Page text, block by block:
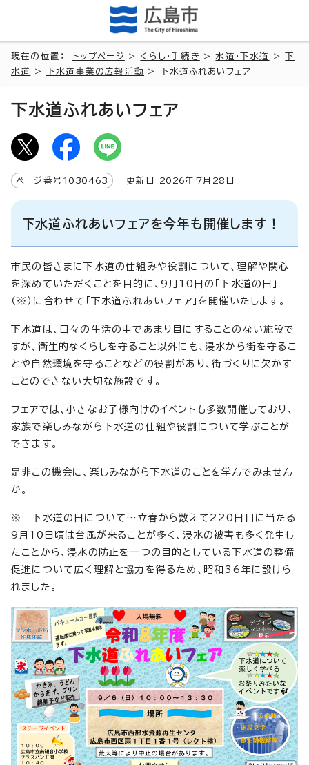
現在の位置： トップページ > くらし・手続き >水道・下水道 >下
水道
>下水道事業の広報活動 > 下水道ふれあいフェア
下水道ふれあいフェア
ページ番号 1030463 更新日 2026年7月 28 日
下水道ふれあいフェアを今年も開催します！
市民の皆さまに下水道の仕組みや役割について、理解や関心
を深めていただくことを目的に、9月10日の「下水道の日」
（※）に合わせて「下水道ふれあいフェア」を開催いたします。
下水道は、日々の生活の中であまり目にすることのない施設で
すが、衛生的なくらしを守ること以外にも、浸水から街を守るこ
とや自然環境を守ることなどの役割があり、街づくりに欠かす
ことのできない大切な施設です。
フェアでは、小さなお子様向けのイベントも多数開催しており、
家族で楽しみながら下水道の仕組や役割について学ぶことが
できます。
是非この機会に、楽しみながら下水道のことを学んでみません
か。
※ 下水道の日について…立春から数えて220日目に当たる
9月10日頃は台風が来ることが多く、浸水の被害も多く発生し
たことから、浸水の防止を一つの目的としている下水道の整備
促進について広く理解と協力を得るため、昭和36年に設けら
れました。